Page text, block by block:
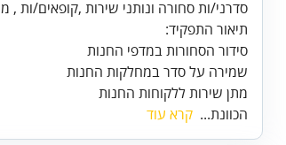
מתן שירות ללקוחות החנות
הכוונת... קרא עוד